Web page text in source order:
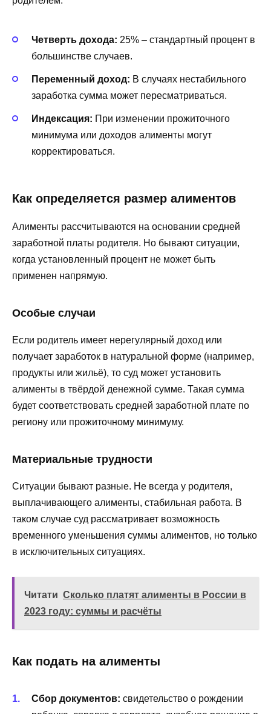
Четверть дохода: 25% – стандартный процент в
большинстве случаев.
Переменный доход: В случаях нестабильного
заработка сумма может пересматриваться.
Индексация: При изменении прожиточного
минимума или доходов алименты могут
корректироваться.
Как определяется размер алиментов
Алименты рассчитываются на основании средней
заработной платы родителя. Но бывают ситуации,
когда установленный процент не может быть
применен напрямую.
Особые случаи
Если родитель имеет нерегулярный доход или
получает заработок в натуральной форме (например,
продукты или жильё), то суд может установить
алименты в твёрдой денежной сумме. Такая сумма
будет соответствовать средней заработной плате по
региону или прожиточному минимуму.
Материальные трудности
Ситуации бывают разные. Не всегда у родителя,
выплачивающего алименты, стабильная работа. В
таком случае суд рассматривает возможность
временного уменьшения суммы алиментов, но только
в исключительных ситуациях.
Читати Сколько платят алименты в России в
2023 году: суммы и расчёты
Как подать на алименты
Сбор документов: свидетельство о рождении